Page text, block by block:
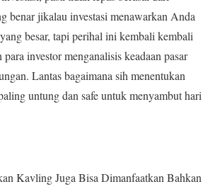
benar jikalau investasi menawarkan Anda
besar, tapi perihal ini kembali kembali
investor menganalisis keadaan pasar
Lantas bagaimana sih menentukan
untung dan safe untuk menyambut hari
Kavling Juga Bisa Dimanfaatkan Bahkan